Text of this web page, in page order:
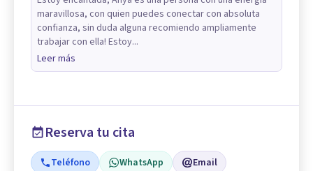
maravillosa, con quien puedes conectar con absoluta
confianza, sin duda alguna recomiendo ampliamente
trabajar con ella! Estoy...
Leer más
Reserva tu cita
Teléfono WhatsApp Email